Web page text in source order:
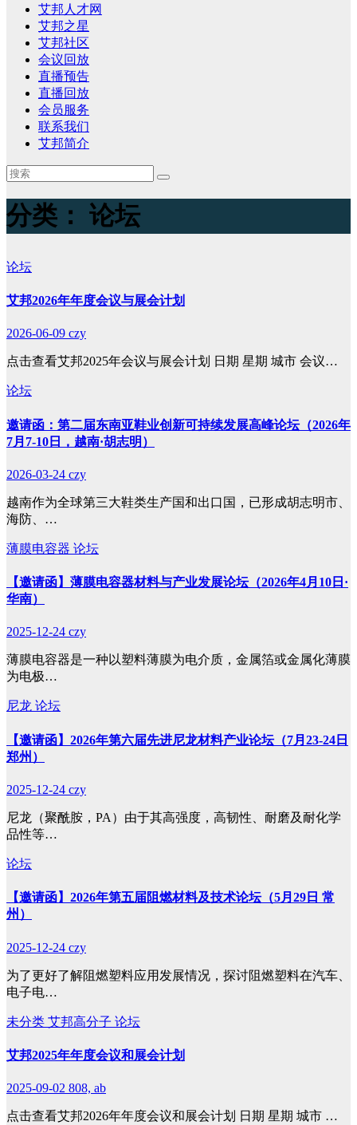
艾邦人才网
艾邦之星
艾邦社区
会议回放
直播预告
直播回放
会员服务
联系我们
艾邦简介
分类： 论坛
论坛
艾邦2026年年度会议与展会计划
2026-06-09 czy
点击查看艾邦2025年会议与展会计划 日期 星期 城市 会议…
论坛
邀请函：第二届东南亚鞋业创新可持续发展高峰论坛（2026年
7月7-10日，越南·胡志明）
2026-03-24 czy
越南作为全球第三大鞋类生产国和出口国，已形成胡志明市、
海防、…
薄膜电容器 论坛
【邀请函】薄膜电容器材料与产业发展论坛（2026年4月10日·
华南）
2025-12-24 czy
薄膜电容器是一种以塑料薄膜为电介质，金属箔或金属化薄膜
为电极…
尼龙 论坛
【邀请函】2026年第六届先进尼龙材料产业论坛（7月23-24日
郑州）
2025-12-24 czy
尼龙（聚酰胺，PA）由于其高强度，高韧性、耐磨及耐化学
品性等…
论坛
【邀请函】2026年第五届阻燃材料及技术论坛（5月29日 常
州）
2025-12-24 czy
为了更好了解阻燃塑料应用发展情况，探讨阻燃塑料在汽车、
电子电…
未分类 艾邦高分子 论坛
艾邦2025年年度会议和展会计划
2025-09-02 808, ab
点击查看艾邦2026年年度会议和展会计划 日期 星期 城市 …